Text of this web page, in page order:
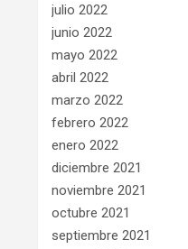
julio 2022
junio 2022
mayo 2022
abril 2022
marzo 2022
febrero 2022
enero 2022
diciembre 2021
noviembre 2021
octubre 2021
septiembre 2021